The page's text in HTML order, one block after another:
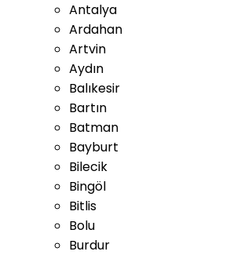
Antalya
Ardahan
Artvin
Aydın
Balıkesir
Bartın
Batman
Bayburt
Bilecik
Bingöl
Bitlis
Bolu
Burdur